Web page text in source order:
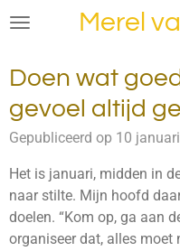
Ga
de
hoofdinhoud
Merel
Doen wat
gevoel altijd
Gepubliceerd op 10
Het is januari, midden in
naar stilte. Mijn hoofd
doelen. “Kom op, ga aan
organiseer dat, alles moet